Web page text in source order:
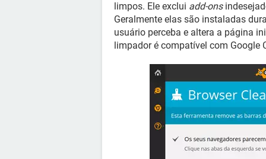
limpos. Ele exclui add-ons
Geralmente elas são instaladas
usuário perceba e altera a página
limpador é compatível com Google